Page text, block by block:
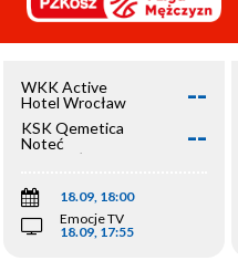
WKK Active
Hotel Wrocław
--
KSK Qemetica
Noteć
Inowrocław
--
18.09, 18:00
Emocje TV
18.09, 17:55